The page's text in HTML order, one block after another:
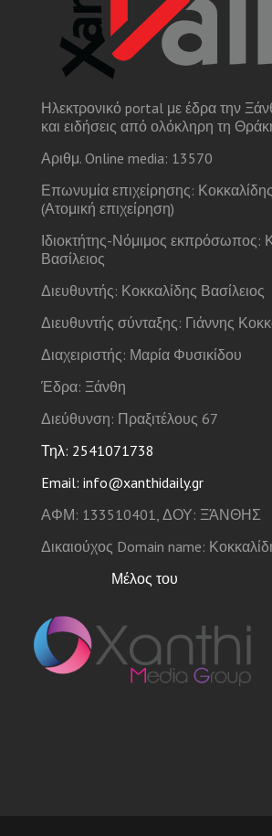
Ηλεκτρονικό portal με έδρα την
και ειδήσεις από ολόκληρη τη
Αριθμ. Online media: 13570
Επωνυμία επιχείρησης:
(Ατομική επιχείρηση)
Ιδιοκτήτης-Νόμιμος εκπρόσωπος:
Βασίλειος
Διευθυντής: Κοκκαλίδης Βασίλειος
Διευθυντής σύνταξης: Γιάννης
Διαχειριστής: Μαρία Φυσικίδου
Έδρα: Ξάνθη
Διεύθυνση: Πραξιτέλους 67
Τηλ: 2541071738
Email: info@xanthidaily.gr
ΑΦΜ: 133510401, ΔΟΥ: ΞΆΝΘΗΣ
Δικαιούχος Domain name:
Μέλος του